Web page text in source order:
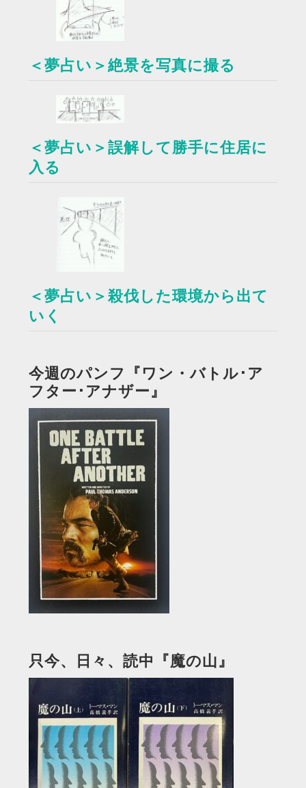
＜夢占い＞絶景を写真に撮る
＜夢占い＞誤解して勝手に住居に
入る
＜夢占い＞殺伐した環境から出て
いく
今週のパンフ『ワン・バトル･ア
フター･アナザー』
只今、日々、読中『魔の山』